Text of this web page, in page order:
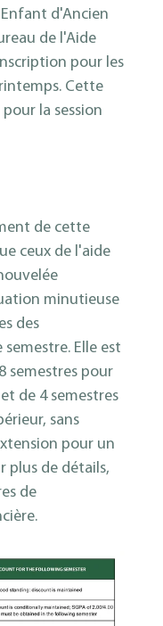
d'Ancien
de l'Aide
pour les
Cette
la session
de cette
ceux de l'aide
minutieuse
des
Elle est
semestres pour
de 4 semestres
sans
pour un
plus de détails,
de